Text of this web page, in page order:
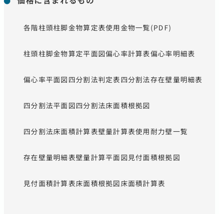
各階柱頭柱脚金物算定表使用金物一覧(PDF)
柱頭柱脚金物算定平面図偏心率計算表偏心率明細表
偏心率平面図 四分割法判定表 四分割法存在壁量明細表
四分割法平面図四分割法床面積根拠図
四分割法床面積計算表壁量計算表使用耐力壁一覧
存在壁量明細表壁量計算平面図 見付面積根拠図
見付面積計算表床面積根拠図床面積計算表